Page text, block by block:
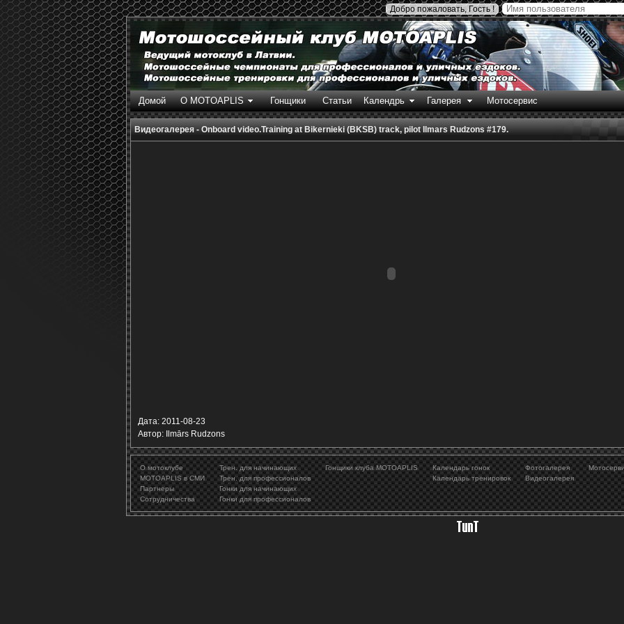
Добро пожаловать, Гость !
Домой О MOTOAPLIS Гонщики Статьи Календрь Галерея Мотосервис
Видеогалерея - Onboard video.Training at Bikernieki (BKSB) track, pilot Ilmars Rudzons #179.
Дата: 2011-08-23
Автор: Ilmārs Rudzons
О мотоклубе
MOTOAPLIS в СМИ
Партнеры
Сотрудничества
Трен. для начинающих
Трен. для профессионалов
Гонки для начинающих
Гонки для профессионалов
Гонщики клуба MOTOAPLIS
Календарь гонок
Календарь тренировок
Фотогалерея
Видеогалерея